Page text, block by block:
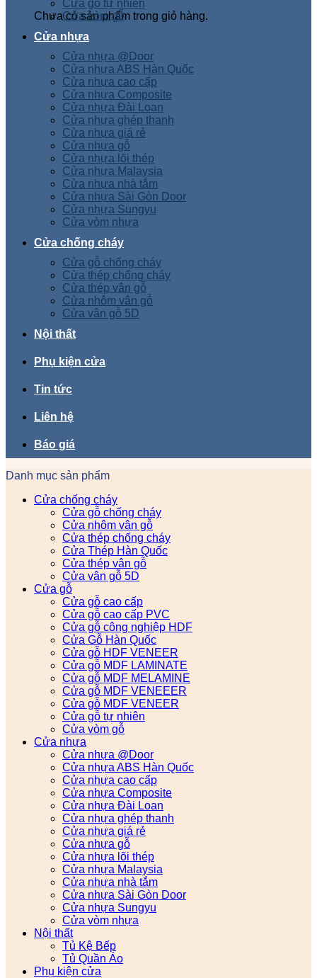
Chưa có sản phẩm trong giỏ hàng.
Cửa gỗ tự nhiên
Cửa vòm gỗ
Cửa nhựa
Cửa nhựa @Door
Cửa nhựa ABS Hàn Quốc
Cửa nhựa cao cấp
Cửa nhựa Composite
Cửa nhựa Đài Loan
Cửa nhựa ghép thanh
Cửa nhựa giá rẻ
Cửa nhựa gỗ
Cửa nhựa lõi thép
Cửa nhựa Malaysia
Cửa nhựa nhà tắm
Cửa nhựa Sài Gòn Door
Cửa nhựa Sungyu
Cửa vòm nhựa
Cửa chống cháy
Cửa gỗ chống cháy
Cửa thép chống cháy
Cửa thép vân gỗ
Cửa nhôm vân gỗ
Cửa vân gỗ 5D
Nội thất
Phụ kiện cửa
Tin tức
Liên hệ
Báo giá
Danh mục sản phẩm
Cửa chống cháy
Cửa gỗ chống cháy
Cửa nhôm vân gỗ
Cửa thép chống cháy
Cửa Thép Hàn Quốc
Cửa thép vân gỗ
Cửa vân gỗ 5D
Cửa gỗ
Cửa gỗ cao cấp
Cửa gỗ cao cấp PVC
Cửa gỗ công nghiệp HDF
Cửa Gỗ Hàn Quốc
Cửa gỗ HDF VENEER
Cửa gỗ MDF LAMINATE
Cửa gỗ MDF MELAMINE
Cửa gỗ MDF VENEEER
Cửa gỗ MDF VENEER
Cửa gỗ tự nhiên
Cửa vòm gỗ
Cửa nhựa
Cửa nhựa @Door
Cửa nhựa ABS Hàn Quốc
Cửa nhựa cao cấp
Cửa nhựa Composite
Cửa nhựa Đài Loan
Cửa nhựa ghép thanh
Cửa nhựa giá rẻ
Cửa nhựa gỗ
Cửa nhựa lõi thép
Cửa nhựa Malaysia
Cửa nhựa nhà tắm
Cửa nhựa Sài Gòn Door
Cửa nhựa Sungyu
Cửa vòm nhựa
Nội thất
Tủ Kệ Bếp
Tủ Quần Áo
Phụ kiện cửa